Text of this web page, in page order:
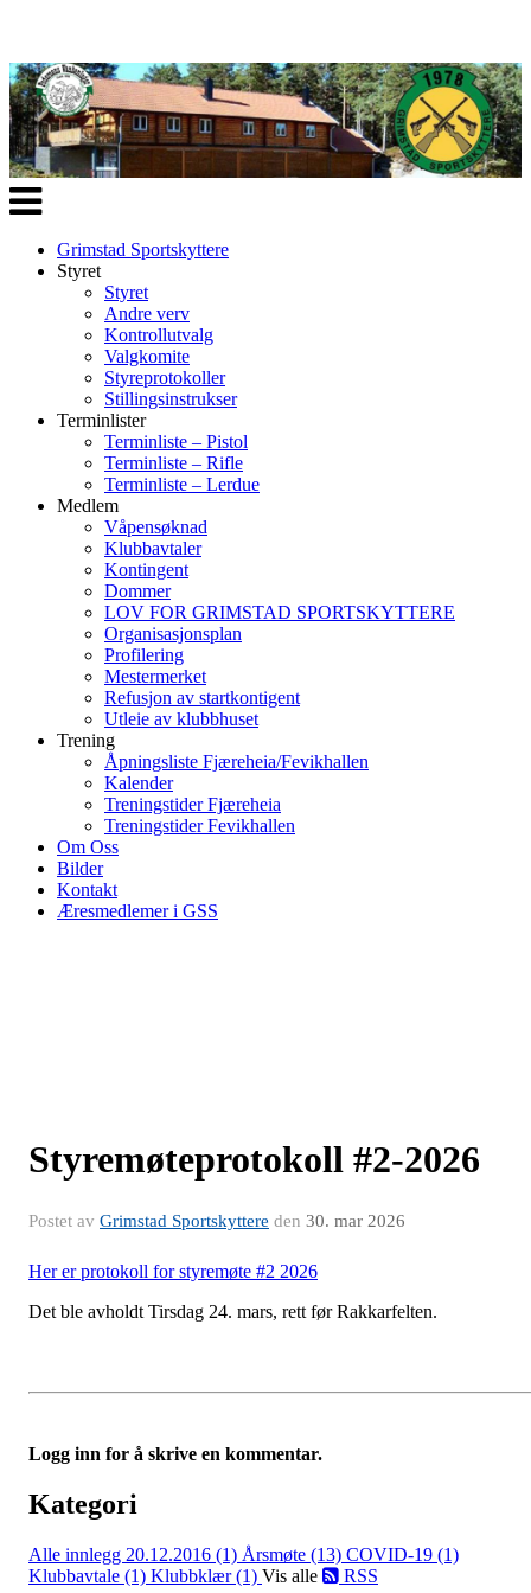
Veksle
navigasjon
Grimstad Sportskyttere
Styret
Styret
Andre verv
Kontrollutvalg
Valgkomite
Styreprotokoller
Stillingsinstrukser
Terminlister
Terminliste – Pistol
Terminliste – Rifle
Terminliste – Lerdue
Medlem
Våpensøknad
Klubbavtaler
Kontingent
Dommer
LOV FOR GRIMSTAD SPORTSKYTTERE
Organisasjonsplan
Profilering
Mestermerket
Refusjon av startkontigent
Utleie av klubbhuset
Trening
Åpningsliste Fjæreheia/Fevikhallen
Kalender
Treningstider Fjæreheia
Treningstider Fevikhallen
Om Oss
Bilder
Kontakt
Æresmedlemer i GSS
Styremøteprotokoll #2-2026
Postet av Grimstad Sportskyttere den 30. mar 2026
Her er protokoll for styremøte #2 2026
Det ble avholdt Tirsdag 24. mars, rett før Rakkarfelten.
Logg inn for å skrive en kommentar.
Kategori
Alle innlegg 20.12.2016 (1) Årsmøte (13) COVID-19 (1)
Klubbavtale (1) Klubbklær (1) Vis alle RSS